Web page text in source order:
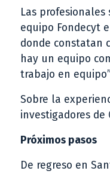
Las
equipo Fondecyt
donde constatan
hay un equipo
trabajo en
Sobre la
investigadores
Próximos pasos
De regreso en